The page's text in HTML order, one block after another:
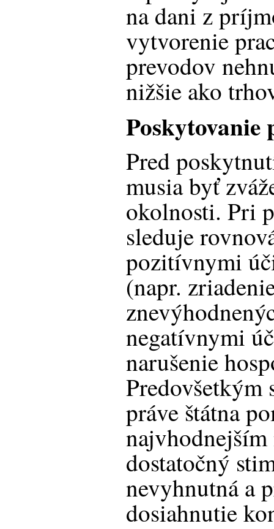
na dani z
vytvorenie
prevodov
nižšie ako
Poskytovanie
Pred
musia byť
okolnosti. Pri
sleduje
pozitívnymi
(napr.
negatívnymi
narušenie
Predovšetkým
práve štátna
dostatočný
nevyhnutná a
dosiahnutie